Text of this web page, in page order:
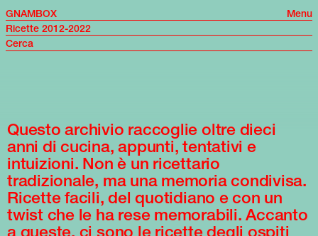
GNAMBOX
Menu
Ricette 2012-2022
Questo archivio raccoglie oltre dieci
anni di cucina, appunti, tentativi e
intuizioni. Non è un ricettario
tradizionale, ma una memoria condivisa.
Ricette facili, del quotidiano e con un
twist che le ha rese memorabili. Accanto
a queste, ci sono le ricette degli ospiti